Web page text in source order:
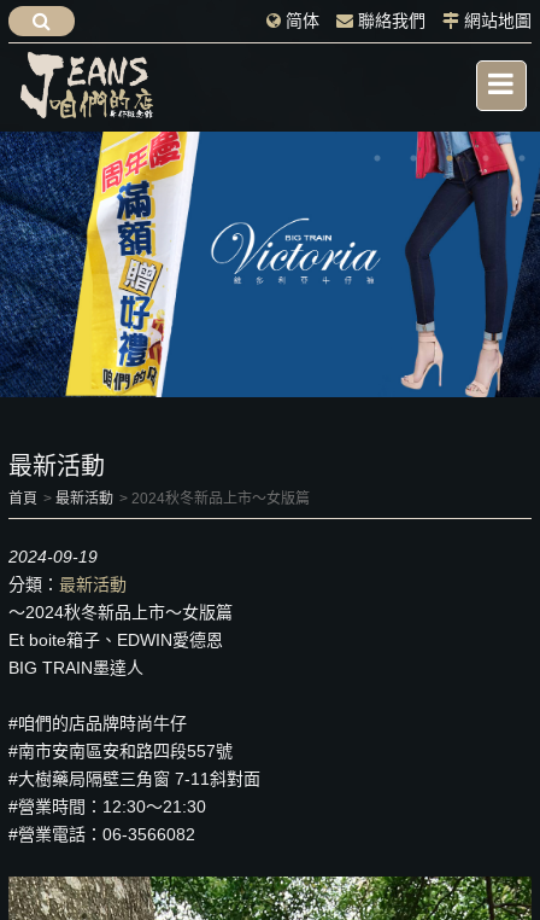
简体 聯絡我們 網站地圖
最新活動
首頁 最新活動 2024秋冬新品上市～女版篇
2024-09-19
分類： 最新活動
～2024秋冬新品上市～女版篇
Et boite箱子、EDWIN愛德恩
BIG TRAIN墨達人
#咱們的店品牌時尚牛仔
#南市安南區安和路四段557號
#大樹藥局隔壁三角窗 7-11斜對面
#營業時間：12:30～21:30
#營業電話：06-3566082